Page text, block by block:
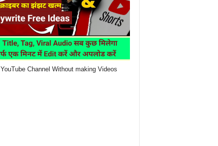
Channel Without making Videos